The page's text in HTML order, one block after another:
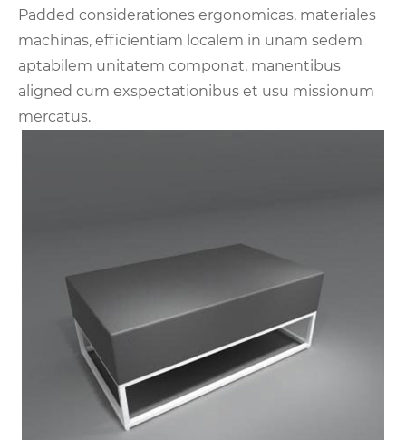
Padded considerationes ergonomicas, materiales
machinas, efficientiam localem in unam sedem
aptabilem unitatem componat, manentibus
aligned cum exspectationibus et usu missionum
mercatus.